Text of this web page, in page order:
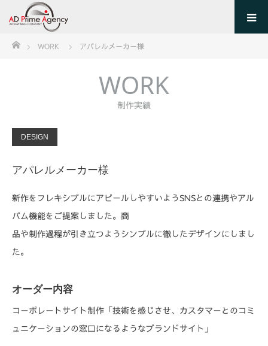
ホームWORK アパレルメーカー様
WORK
制作実績
DESIGN
アパレルメーカー様
新作をフレキシブルにアピールしやすいようSNSとの連携やアル
バム機能をご提案しました。商
品や制作過程が引き立つようシンプルに徹したデザインにしまし
た。
オーダー内容
コーポレートサイト制作「技術を感じさせ、カスタマーとのコミ
ュニケーションの窓口になるようなブランドサイト」